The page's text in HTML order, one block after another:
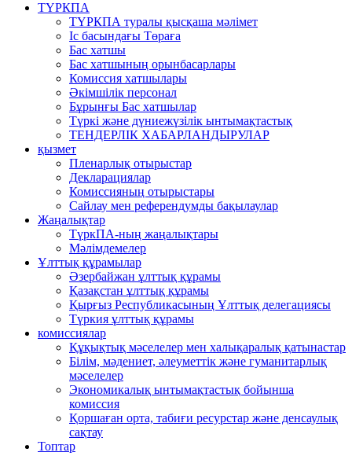
ТҮРКПА
ТҮРКПА туралы қысқаша мәлімет
Iс басындағы Төраға
Бас хатшы
Бас хатшының орынбасарлары
Комиссия хатшылары
Әкімшілік персонал
Бұрынғы Бас хатшылар
Түркі және дүниежүзілік ынтымақтастық
ТЕНДЕРЛІК ХАБАРЛАНДЫРУЛАР
қызмет
Пленарлық отырыстар
Декларациялар
Комиссияның отырыстары
Сайлау мен референдумды бақылаулар
Жаңалықтар
ТүркПА-ның жаңалықтары
Мәлімдемелер
Ұлттық құрамылар
Әзербайжан ұлттық құрамы
Қазақстан ұлттық құрамы
Қырғыз Республикасының Ұлттық делегациясы
Түркия ұлттық құрамы
комиссиялар
Құқықтық мәселелер мен халықаралық қатынастар
Білім, мәдениет, әлеуметтік және гуманитарлық
мәселелер
Экономикалық ынтымақтастық бойынша
комиссия
Қоршаған орта, табиғи ресурстар және денсаулық
сақтау
Топтар